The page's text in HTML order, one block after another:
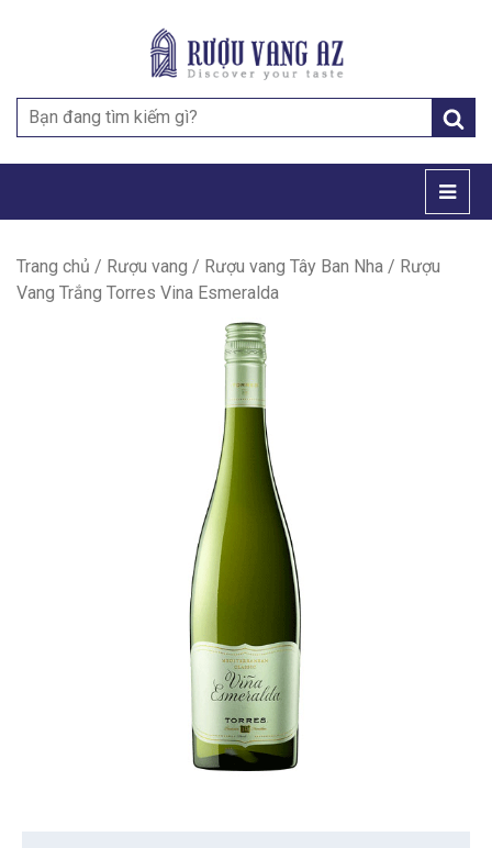
Search
for:
Trang chủ / Rượu vang / Rượu vang Tây Ban Nha / Rượu
Vang Trắng Torres Vina Esmeralda